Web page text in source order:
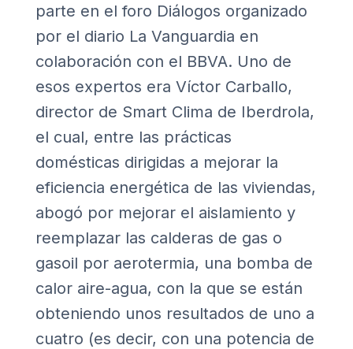
parte en el foro Diálogos organizado
por el diario La Vanguardia en
colaboración con el BBVA. Uno de
esos expertos era Víctor Carballo,
director de Smart Clima de Iberdrola,
el cual, entre las prácticas
domésticas dirigidas a mejorar la
eficiencia energética de las viviendas,
abogó por mejorar el aislamiento y
reemplazar las calderas de gas o
gasoil por aerotermia, una bomba de
calor aire-agua, con la que se están
obteniendo unos resultados de uno a
cuatro (es decir, con una potencia de